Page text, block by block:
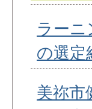
ラー
の選定
美祢市